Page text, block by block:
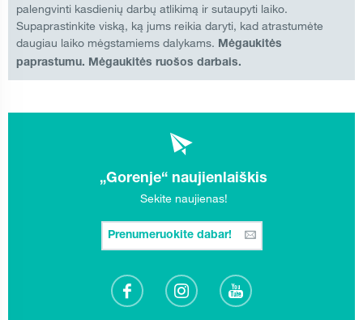
palengvinti kasdienių darbų atlikimą ir sutaupyti laiko.
Supaprastinkite viską, ką jums reikia daryti, kad atrastumėte
daugiau laiko mėgstamiems dalykams. Mėgaukitės
paprastumu. Mėgaukitės ruošos darbais.
„Gorenje“ naujienlaiškis
Sekite naujienas!
Prenumeruokite dabar!